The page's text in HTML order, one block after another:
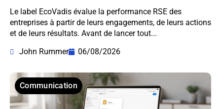
Le label EcoVadis évalue la performance RSE des
entreprises à partir de leurs engagements, de leurs actions
et de leurs résultats. Avant de lancer tout...
John Rummer
06/08/2026
Communication